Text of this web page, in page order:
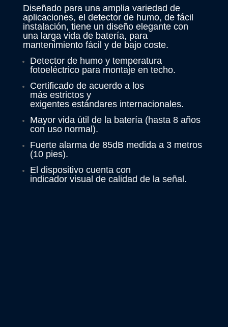
Diseñado para una amplia variedad de
aplicaciones, el detector de humo, de fácil
instalación, tiene un diseño elegante con
una larga vida de batería, para
mantenimiento fácil y de bajo coste.
Detector de humo y temperatura
fotoeléctrico para montaje en techo.
Certificado de acuerdo a los
más estrictos y
exigentes estándares internacionales.
Mayor vida útil de la batería (hasta 8 años
con uso normal).
Fuerte alarma de 85dB medida a 3 metros
(10 pies).
El dispositivo cuenta con
indicador visual de calidad de la señal.